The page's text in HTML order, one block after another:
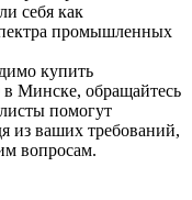
себя как
промышленных
купить
Минске, обращайтесь
помогут
из ваших требований,
вопросам.